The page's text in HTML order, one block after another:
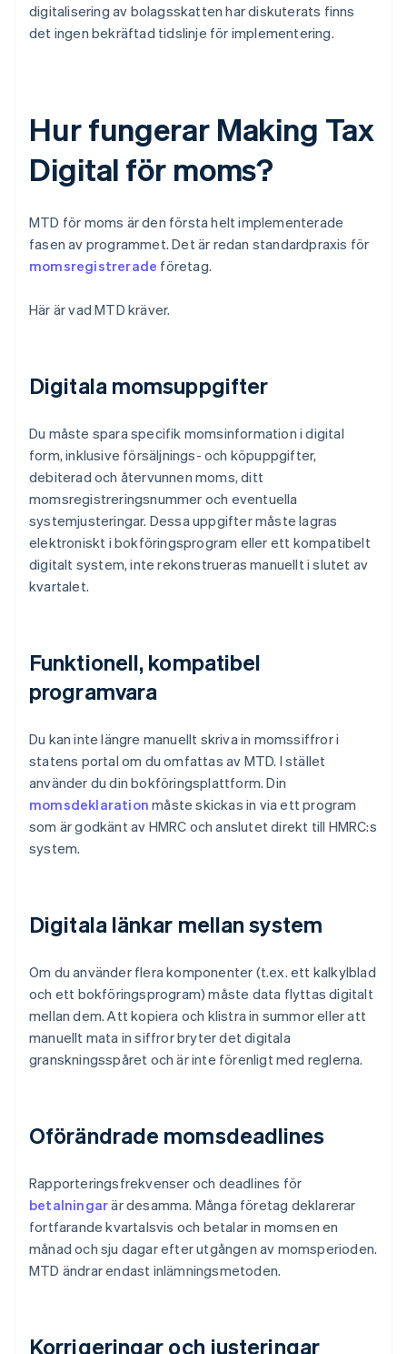
digitalisering av bolagsskatten har diskuterats finns
det ingen bekräftad tidslinje för implementering.
Hur fungerar Making Tax
Digital för moms?
MTD för moms är den första helt implementerade
fasen av programmet. Det är redan standardpraxis för
momsregistrerade företag.
Här är vad MTD kräver.
Digitala momsuppgifter
Du måste spara specifik momsinformation i digital
form, inklusive försäljnings- och köpuppgifter,
debiterad och återvunnen moms, ditt
momsregistreringsnummer och eventuella
systemjusteringar. Dessa uppgifter måste lagras
elektroniskt i bokföringsprogram eller ett kompatibelt
digitalt system, inte rekonstrueras manuellt i slutet av
kvartalet.
Funktionell, kompatibel
programvara
Du kan inte längre manuellt skriva in momssiffror i
statens portal om du omfattas av MTD. I stället
använder du din bokföringsplattform. Din
momsdeklaration måste skickas in via ett program
som är godkänt av HMRC och anslutet direkt till HMRC:s
system.
Digitala länkar mellan system
Om du använder flera komponenter (t.ex. ett kalkylblad
och ett bokföringsprogram) måste data flyttas digitalt
mellan dem. Att kopiera och klistra in summor eller att
manuellt mata in siffror bryter det digitala
granskningsspåret och är inte förenligt med reglerna.
Oförändrade momsdeadlines
Rapporteringsfrekvenser och deadlines för
betalningarär desamma. Många företag deklarerar
fortfarande kvartalsvis och betalar in momsen en
månad och sju dagar efter utgången av momsperioden.
MTD ändrar endast inlämningsmetoden.
Korrigeringar och justeringar